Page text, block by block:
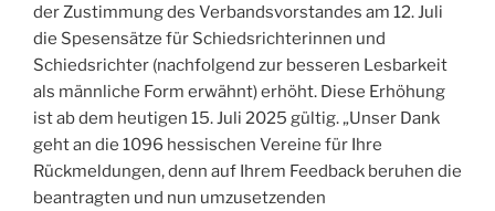
der Zustimmung des Verbandsvorstandes am 12. Juli
die Spesensätze für Schiedsrichterinnen und
Schiedsrichter (nachfolgend zur besseren Lesbarkeit
als männliche Form erwähnt) erhöht. Diese Erhöhung
ist ab dem heutigen 15. Juli 2025 gültig. „Unser Dank
geht an die 1096 hessischen Vereine für Ihre
Rückmeldungen, denn auf Ihrem Feedback beruhen die
beantragten und nun umzusetzenden